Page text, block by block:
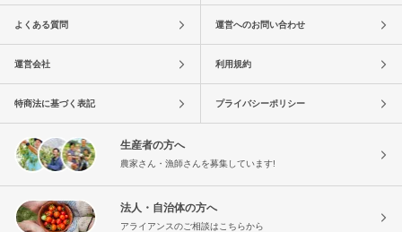
よくある質問 運営へのお問い合わせ
運営会社 利用規約
特商法に基づく表記 プライバシーポリシー
生産者の方へ
農家さん・漁師さんを募集しています!
法人・自治体の方へ
アライアンスのご相談はこちらから